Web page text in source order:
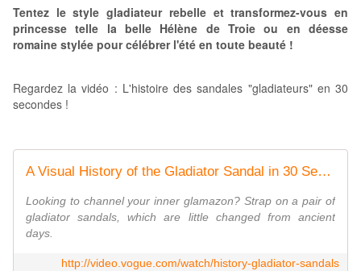
Tentez le style gladiateur rebelle et transformez-vous en
princesse telle la belle Hélène de Troie ou en déesse
romaine stylée pour célébrer l'été en toute beauté !
Regardez la vidéo : L'histoire des sandales "gladiateurs" en 30
secondes !
A Visual History of the Gladiator Sandal in 30 Seconds
Looking to channel your inner glamazon? Strap on a pair of
gladiator sandals, which are little changed from ancient
days.
http://video.vogue.com/watch/history-gladiator-sandals